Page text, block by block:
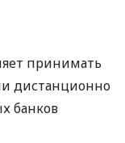
принимать
дистанционно
банков